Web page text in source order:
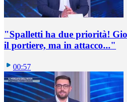
"Spalletti ha due priorità!
il portiere, ma in attacco..."
00:57